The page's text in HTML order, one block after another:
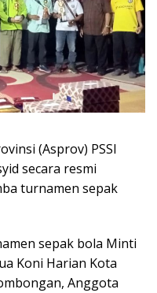
(Asprov) PSSI
secara resmi
turnamen sepak
sepak bola Minti
Koni Harian Kota
Anggota